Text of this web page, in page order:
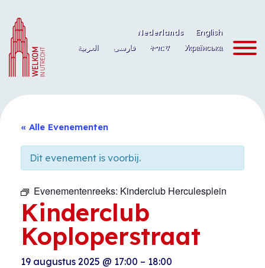
naar
de
inhoud
Nederlands
English
العربية
فارسی ትግርኛ Українська
« Alle Evenementen
Dit evenement is voorbij.
Evenementenreeks: Kinderclub Herculesplein
Kinderclub
Koploperstraat
19 augustus 2025 @ 17:00 – 18:00